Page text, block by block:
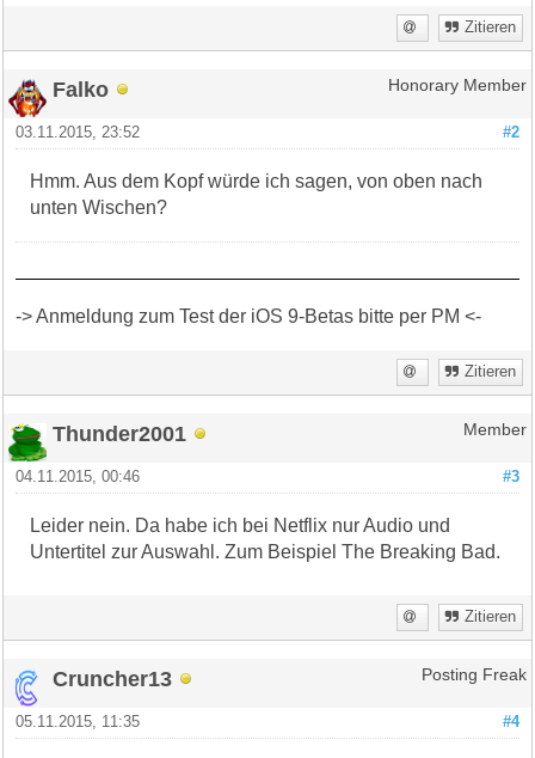
Zitieren
Falko Honorary Member
#2
03.11.2015, 23:52
Hmm. Aus dem Kopf würde ich sagen, von oben nach
unten Wischen?
-> Anmeldung zum Test der iOS 9-Betas bitte per PM <-
Zitieren
Thunder2001 Member
#3
04.11.2015, 00:46
Leider nein. Da habe ich bei Netflix nur Audio und
Untertitel zur Auswahl. Zum Beispiel The Breaking Bad.
Zitieren
Cruncher13 Posting Freak
#4
05.11.2015, 11:35